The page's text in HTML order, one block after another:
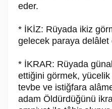
eder.
* İKİZ: Rüyada ikiz
gelecek paraya delâlet
* İKRAR: Rüyada
ettiğini görmek,
tevbe ve istiğfara
adam Öldürdüğünü